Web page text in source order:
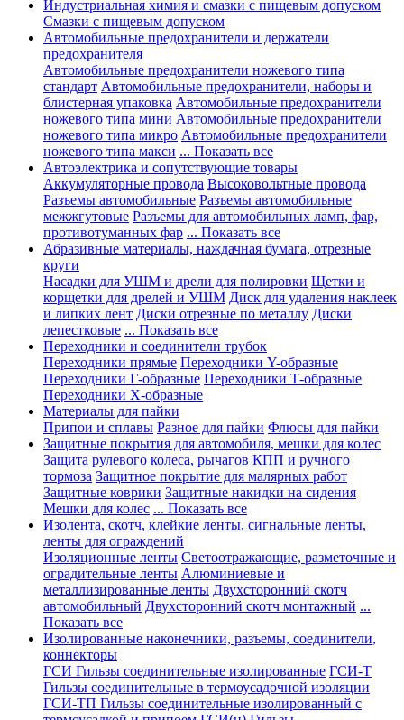
Индустриальная химия и смазки с пищевым допуском
Смазки с пищевым допуском
Автомобильные предохранители и держатели
предохранителя
Автомобильные предохранители ножевого типа
стандарт Автомобильные предохранители, наборы и
блистерная упаковка Автомобильные предохранители
ножевого типа мини Автомобильные предохранители
ножевого типа микро Автомобильные предохранители
ножевого типа макси ... Показать все
Автоэлектрика и сопутствующие товары
Аккумуляторные провода Высоковольтные провода
Разъемы автомобильные Разъемы автомобильные
межжгутовые Разъемы для автомобильных ламп, фар,
противотуманных фар ... Показать все
Абразивные материалы, наждачная бумага, отрезные
круги
Насадки для УШМ и дрели для полировки Щетки и
корщетки для дрелей и УШМ Диск для удаления наклеек
и липких лент Диски отрезные по металлу Диски
лепестковые ... Показать все
Переходники и соединители трубок
Переходники прямые Переходники Y-образные
Переходники Г-образные Переходники Т-образные
Переходники Х-образные
Материалы для пайки
Припои и сплавы Разное для пайки Флюсы для пайки
Защитные покрытия для автомобиля, мешки для колес
Защита рулевого колеса, рычагов КПП и ручного
тормоза Защитное покрытие для малярных работ
Защитные коврики Защитные накидки на сидения
Мешки для колес ... Показать все
Изолента, скотч, клейкие ленты, сигнальные ленты,
ленты для ограждений
Изоляционные ленты Светоотражающие, разметочные и
оградительные ленты Алюминиевые и
металлизированные ленты Двухсторонний скотч
автомобильный Двухсторонний скотч монтажный ...
Показать все
Изолированные наконечники, разъемы, соединители,
коннекторы
ГСИ Гильзы соединительные изолированные ГСИ-Т
Гильзы соединительные в термоусадочной изоляции
ГСИ-ТП Гильзы соединительные изолированный с